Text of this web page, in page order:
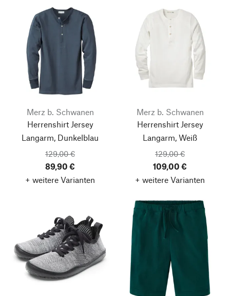
Merz b. Schwanen
Herrenshirt Jersey
Langarm, Dunkelblau
129,00 €
89,90 €
+ weitere Varianten
Merz b. Schwanen
Herrenshirt Jersey
Langarm, Weiß
129,00 €
109,00 €
+ weitere Varianten